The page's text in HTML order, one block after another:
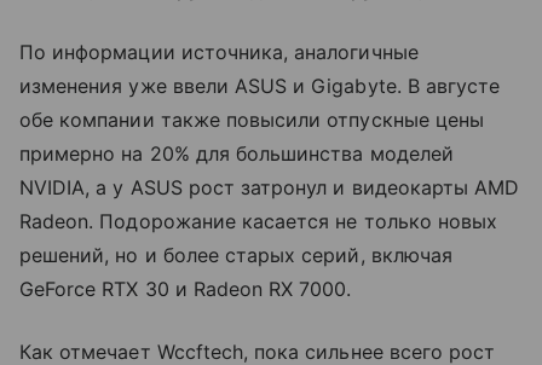
По информации источника, аналогичные
изменения уже ввели ASUS и Gigabyte. В августе
обе компании также повысили отпускные цены
примерно на 20% для большинства моделей
NVIDIA, а у ASUS рост затронул и видеокарты AMD
Radeon. Подорожание касается не только новых
решений, но и более старых серий, включая
GeForce RTX 30 и Radeon RX 7000.
Как отмечает Wccftech, пока сильнее всего рост